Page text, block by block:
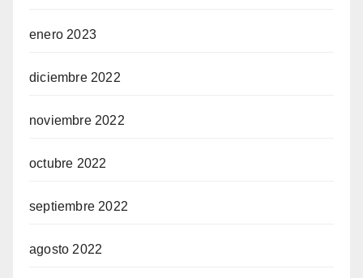
enero 2023
diciembre 2022
noviembre 2022
octubre 2022
septiembre 2022
agosto 2022